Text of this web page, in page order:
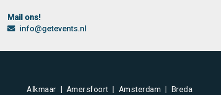
Mail ons!
info@getevents.nl
Alkmaar Amersfoort Amsterdam
Breda